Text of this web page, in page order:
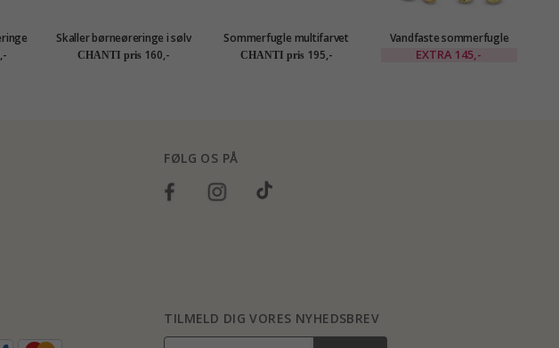
Skaller børneøreringe i sølv
- Little Ones
CHANTI pris 160,-
Sommerfugle multifarvet
børneøreringe i sølv - Little
Ones
CHANTI pris 195,-
Vandfaste sommerfugle
creoler i forgyldt stål -
EXTRA 145,-
FØLG OS PÅ
TILMELD DIG VORES NYHEDSBREV